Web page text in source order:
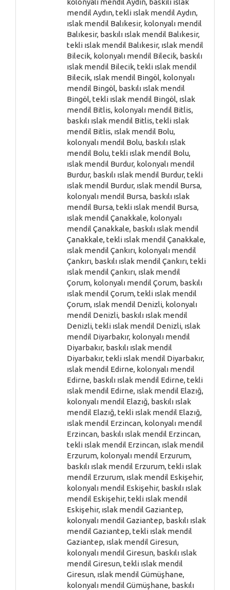
kolonyalı mendil Aydın, baskılı ıslak
mendil Aydın, tekli ıslak mendil Aydın,
ıslak mendil Balıkesir, kolonyalı mendil
Balıkesir, baskılı ıslak mendil Balıkesir,
tekli ıslak mendil Balıkesir, ıslak mendil
Bilecik, kolonyalı mendil Bilecik, baskılı
ıslak mendil Bilecik, tekli ıslak mendil
Bilecik, ıslak mendil Bingöl, kolonyalı
mendil Bingöl, baskılı ıslak mendil
Bingöl, tekli ıslak mendil Bingöl, ıslak
mendil Bitlis, kolonyalı mendil Bitlis,
baskılı ıslak mendil Bitlis, tekli ıslak
mendil Bitlis, ıslak mendil Bolu,
kolonyalı mendil Bolu, baskılı ıslak
mendil Bolu, tekli ıslak mendil Bolu,
ıslak mendil Burdur, kolonyalı mendil
Burdur, baskılı ıslak mendil Burdur, tekli
ıslak mendil Burdur, ıslak mendil Bursa,
kolonyalı mendil Bursa, baskılı ıslak
mendil Bursa, tekli ıslak mendil Bursa,
ıslak mendil Çanakkale, kolonyalı
mendil Çanakkale, baskılı ıslak mendil
Çanakkale, tekli ıslak mendil Çanakkale,
ıslak mendil Çankırı, kolonyalı mendil
Çankırı, baskılı ıslak mendil Çankırı, tekli
ıslak mendil Çankırı, ıslak mendil
Çorum, kolonyalı mendil Çorum, baskılı
ıslak mendil Çorum, tekli ıslak mendil
Çorum, ıslak mendil Denizli, kolonyalı
mendil Denizli, baskılı ıslak mendil
Denizli, tekli ıslak mendil Denizli, ıslak
mendil Diyarbakır, kolonyalı mendil
Diyarbakır, baskılı ıslak mendil
Diyarbakır, tekli ıslak mendil Diyarbakır,
ıslak mendil Edirne, kolonyalı mendil
Edirne, baskılı ıslak mendil Edirne, tekli
ıslak mendil Edirne, ıslak mendil Elazığ,
kolonyalı mendil Elazığ, baskılı ıslak
mendil Elazığ, tekli ıslak mendil Elazığ,
ıslak mendil Erzincan, kolonyalı mendil
Erzincan, baskılı ıslak mendil Erzincan,
tekli ıslak mendil Erzincan, ıslak mendil
Erzurum, kolonyalı mendil Erzurum,
baskılı ıslak mendil Erzurum, tekli ıslak
mendil Erzurum, ıslak mendil Eskişehir,
kolonyalı mendil Eskişehir, baskılı ıslak
mendil Eskişehir, tekli ıslak mendil
Eskişehir, ıslak mendil Gaziantep,
kolonyalı mendil Gaziantep, baskılı ıslak
mendil Gaziantep, tekli ıslak mendil
Gaziantep, ıslak mendil Giresun,
kolonyalı mendil Giresun, baskılı ıslak
mendil Giresun, tekli ıslak mendil
Giresun, ıslak mendil Gümüşhane,
kolonyalı mendil Gümüşhane, baskılı